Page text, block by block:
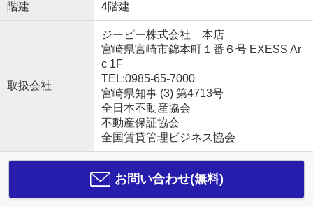
階建 4階建
取扱会社
ジーピー株式会社 本店
宮崎県宮崎市錦本町１番６号 EXESS Ar
c 1F
TEL:0985-65-7000
宮崎県知事 (3) 第4713号
全日本不動産協会
不動産保証協会
全国賃貸管理ビジネス協会
お問い合わせ(無料)